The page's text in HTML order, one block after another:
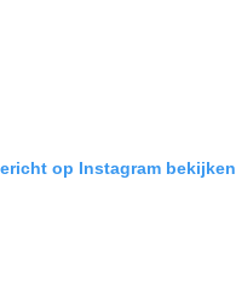
op Instagram bekijken